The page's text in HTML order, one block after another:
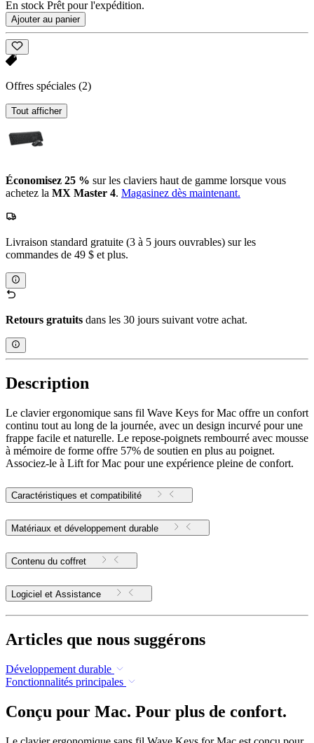
En stock Prêt pour l'expédition.
Ajouter au panier
Offres spéciales (2)
Tout afficher
Économisez 25 % sur les claviers haut de gamme lorsque vous
achetez la MX Master 4. Magasinez dès maintenant.
Livraison standard gratuite (3 à 5 jours ouvrables) sur les
commandes de 49 $ et plus.
Retours gratuits dans les 30 jours suivant votre achat.
Description
Le clavier ergonomique sans fil Wave Keys for Mac offre un confort
continu tout au long de la journée, avec un design incurvé pour une
frappe facile et naturelle. Le repose-poignets rembourré avec mousse
à mémoire de forme offre 57% de soutien en plus au poignet.
Associez-le à Lift for Mac pour une expérience pleine de confort.
Caractéristiques et compatibilité
Matériaux et développement durable
Contenu du coffret
Logiciel et Assistance
Articles que nous suggérons
Développement durable
Fonctionnalités principales
Conçu pour Mac. Pour plus de confort.